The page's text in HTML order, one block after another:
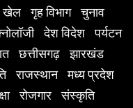
खेल गृह विभाग
चुनाव
देश विदेश
पर्यटन
छत्तीसगढ़
झारखंड
राजस्थान
मध्य प्रदेश
रोजगार
संस्कृति